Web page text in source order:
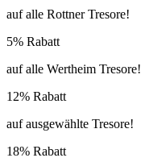
auf alle Rottner Tresore!
5% Rabatt
auf alle Wertheim Tresore!
12% Rabatt
auf ausgewählte Tresore!
18% Rabatt